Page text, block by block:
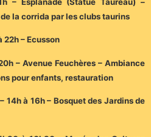
la corrida par les clubs taurins
22h – Ecusson
– Avenue Feuchères – Ambiance
pour enfants, restauration
14h à 16h – Bosquet des Jardins de